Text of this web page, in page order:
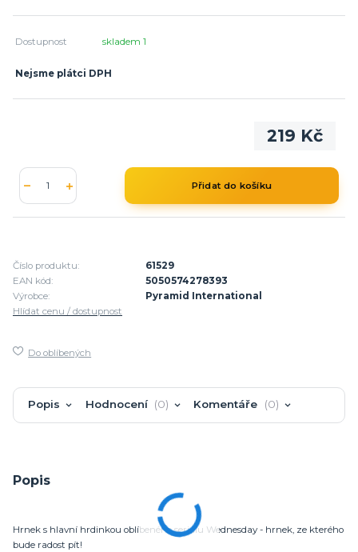
Dostupnost skladem 1
Nejsme plátci DPH
219 Kč
Přidat do košíku
Číslo produktu:
61529
EAN kód:
5050574278393
Výrobce:
Pyramid International
Hlídat cenu / dostupnost
Do oblíbených
Popis Hodnocení 0 Komentáře 0
Popis
Hrnek s hlavní hrdinkou oblíbeného seriálu Wednesday - hrnek, ze kterého
bude radost pít!